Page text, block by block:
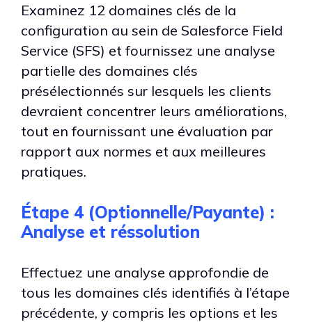
Examinez 12 domaines clés de la
configuration au sein de Salesforce Field
Service (SFS) et fournissez une analyse
partielle des domaines clés
présélectionnés sur lesquels les clients
devraient concentrer leurs améliorations,
tout en fournissant une évaluation par
rapport aux normes et aux meilleures
pratiques.
Étape 4 (Optionnelle/Payante) :
Analyse et réssolution
Effectuez une analyse approfondie de
tous les domaines clés identifiés à l’étape
précédente, y compris les options et les